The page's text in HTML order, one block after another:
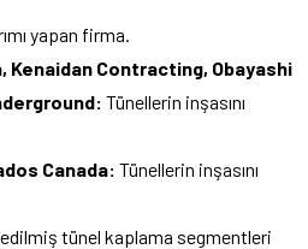
yapan firma.
Kenaidan Contracting, Obayashi
Tünellerin inşasını
Canada: Tünellerin inşasını
tünel kaplama segmentleri